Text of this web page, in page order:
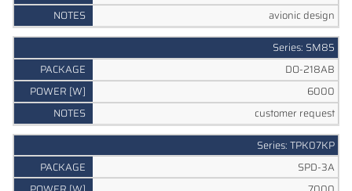
avionic design
Series: SM85
DO-218AB
6000
customer request
Series: TPK07KP
SPD-3A